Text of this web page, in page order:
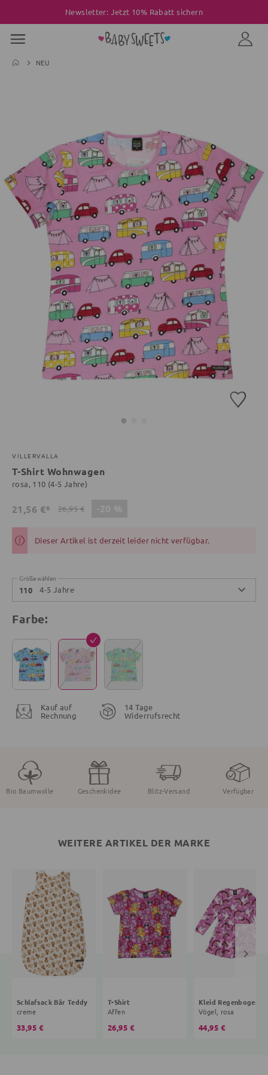
Newsletter: Jetzt 10% Rabatt sichern
NEU
VILLERVALLA
T-Shirt Wohnwagen
rosa, 110 (4-5 Jahre)
21,56 €* 26,95 €
Dieser Artikel ist derzeit leider nicht verfügbar.
Größe wählen
110 4-5 Jahre
Farbe:
Kauf auf
Rechnung
14 Tage
Widerrufsrecht
Bio Baumwolle Geschenkidee Blitz-Versand Verfügbar
WEITERE ARTIKEL DER MARKE
Schlafsack Bär Teddy
creme
33,95 €
T-Shirt
Affen
26,95 €
Vögel, rosa
44,95 €